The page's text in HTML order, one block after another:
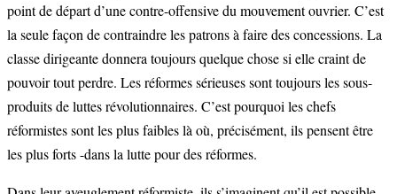
point de départ d’une contre-offensive du mouvement ouvrier. C’est
la seule façon de contraindre les patrons à faire des concessions. La
classe dirigeante donnera toujours quelque chose si elle craint de
pouvoir tout perdre. Les réformes sérieuses sont toujours les sous-
produits de luttes révolutionnaires. C’est pourquoi les chefs
réformistes sont les plus faibles là où, précisément, ils pensent être
les plus forts -dans la lutte pour des réformes.